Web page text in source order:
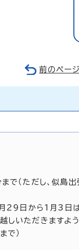
前のペー
（ただし、似島
29日から1月3日
いただきますよう
で）